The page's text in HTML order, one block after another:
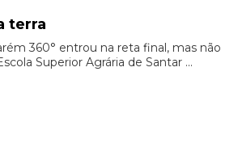
terra
360° entrou na reta final, mas não
Superior Agrária de Santar ...